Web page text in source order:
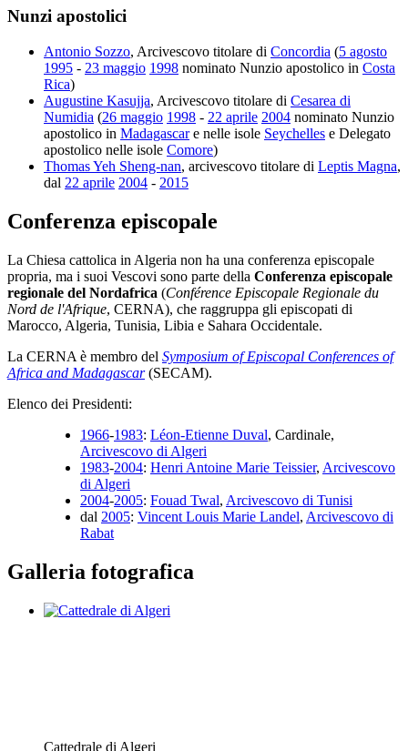
Nunzi apostolici
Antonio Sozzo, Arcivescovo titolare di Concordia (5 agosto
1995 - 23 maggio 1998 nominato Nunzio apostolico in Costa
Rica)
Augustine Kasujja, Arcivescovo titolare di Cesarea di
Numidia (26 maggio 1998 - 22 aprile 2004 nominato Nunzio
apostolico in Madagascare nelle isole Seychelles e Delegato
apostolico nelle isole Comore)
Thomas Yeh Sheng-nan, arcivescovo titolare di Leptis Magna,
dal 22 aprile 2004 - 2015
Conferenza episcopale
La Chiesa cattolica in Algeria non ha una conferenza episcopale
propria, ma i suoi Vescovi sono parte della Conferenza episcopale
regionale del Nordafrica (Conférence Episcopale Regionale du
Nord de l'Afrique, CERNA), che raggruppa gli episcopati di
Marocco, Algeria, Tunisia, Libia e Sahara Occidentale.
La CERNA è membro del Symposium of Episcopal Conferences of
Africa and Madagascar(SECAM).
Elenco dei Presidenti:
1966-1983: Léon-Etienne Duval, Cardinale,
Arcivescovo di Algeri
1983-2004: Henri Antoine Marie Teissier, Arcivescovo
di Algeri
2004-2005: Fouad Twal, Arcivescovo di Tunisi
dal 2005: Vincent Louis Marie Landel, Arcivescovo di
Rabat
Galleria fotografica
Cattedrale di Algeri